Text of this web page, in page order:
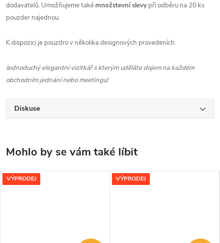
dodavatelů. Umožňujeme také množstevní slevy při odběru na 20 ks
pouzder najednou.
K dispozici je pouzdro v několika designových provedeních.
Jednoduchý elegantní vizitkář s kterým uděláte dojem na každém
obchodním jednání nebo meetingu!
Diskuse
VÝPRODEJ VÝPRODEJ